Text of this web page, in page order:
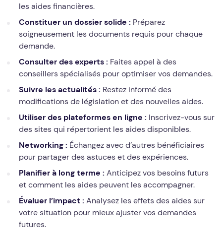
les aides financières.
Constituer un dossier solide : Préparez
soigneusement les documents requis pour chaque
demande.
Consulter des experts : Faites appel à des
conseillers spécialisés pour optimiser vos demandes.
Suivre les actualités : Restez informé des
modifications de législation et des nouvelles aides.
Utiliser des plateformes en ligne : Inscrivez-vous sur
des sites qui répertorient les aides disponibles.
Networking : Échangez avec d’autres bénéficiaires
pour partager des astuces et des expériences.
Planifier à long terme : Anticipez vos besoins futurs
et comment les aides peuvent les accompagner.
Évaluer l’impact : Analysez les effets des aides sur
votre situation pour mieux ajuster vos demandes
futures.